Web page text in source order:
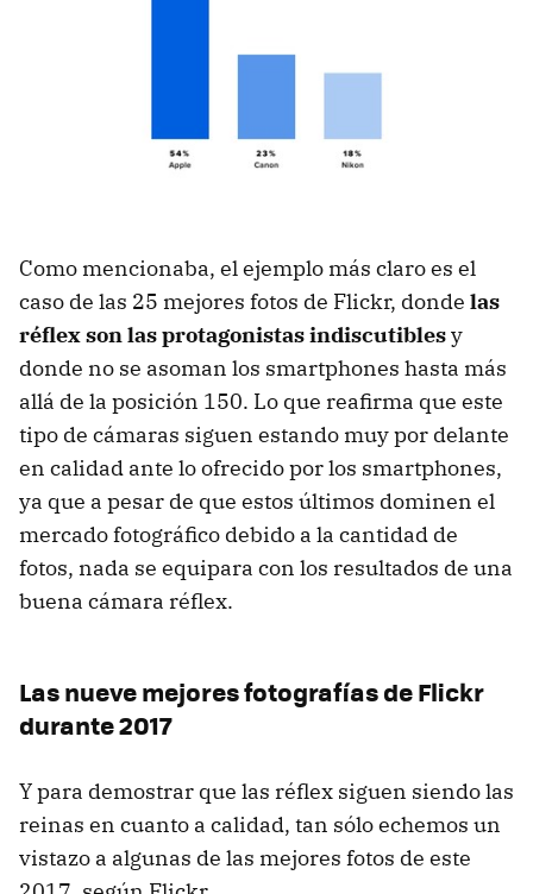
Como mencionaba, el ejemplo más claro es el
caso de las 25 mejores fotos de Flickr, donde las
réflex son las protagonistas indiscutiblesy
donde no se asoman los smartphones hasta más
allá de la posición 150. Lo que reafirma que este
tipo de cámaras siguen estando muy por delante
en calidad ante lo ofrecido por los smartphones,
ya que a pesar de que estos últimos dominen el
mercado fotográfico debido a la cantidad de
fotos, nada se equipara con los resultados de una
buena cámara réflex.
Las nueve mejores fotografías de Flickr
durante 2017
Y para demostrar que las réflex siguen siendo las
reinas en cuanto a calidad, tan sólo echemos un
vistazo a algunas de las mejores fotos de este